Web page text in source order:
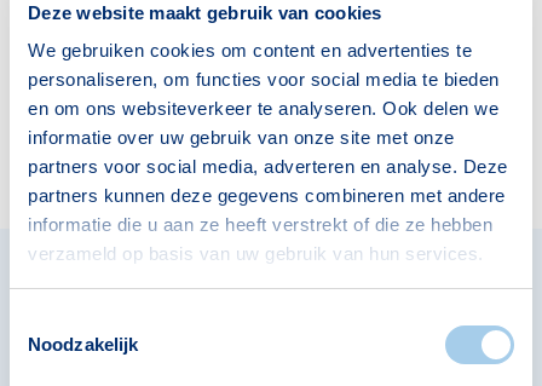
Deze website maakt gebruik van cookies
We gebruiken cookies om content en advertenties te
personaliseren, om functies voor social media te bieden
en om ons websiteverkeer te analyseren. Ook delen we
informatie over uw gebruik van onze site met onze
partners voor social media, adverteren en analyse. Deze
partners kunnen deze gegevens combineren met andere
informatie die u aan ze heeft verstrekt of die ze hebben
verzameld op basis van uw gebruik van hun services.
Noodzakelijk
Ontdek Praxis Klushulp
Volledig onafhankelijk